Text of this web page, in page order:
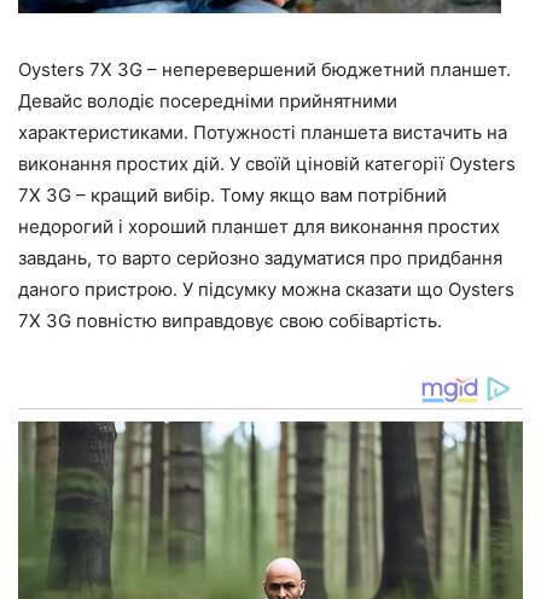
Oysters 7X 3G – неперевершений бюджетний планшет.
Девайс володіє посередніми прийнятними
характеристиками. Потужності планшета вистачить на
виконання простих дій. У своїй ціновій категорії Oysters
7X 3G – кращий вибір. Тому якщо вам потрібний
недорогий і хороший планшет для виконання простих
завдань, то варто серйозно задуматися про придбання
даного пристрою. У підсумку можна сказати що Oysters
7X 3G повністю виправдовує свою собівартість.